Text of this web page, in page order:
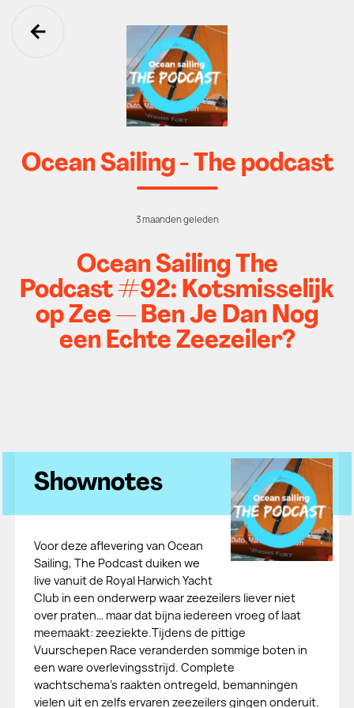
Ga terug
Ocean Sailing - The podcast
3 maanden geleden
Ocean Sailing The
Podcast #92: Kotsmisselijk
op Zee — Ben Je Dan Nog
een Echte Zeezeiler?
Shownotes
Voor deze aflevering van Ocean
Sailing, The Podcast duiken we
live vanuit de Royal Harwich Yacht
Club in een onderwerp waar zeezeilers liever niet
over praten… maar dat bijna iedereen vroeg of laat
meemaakt: zeeziekte.Tijdens de pittige
Vuurschepen Race veranderden sommige boten in
een ware overlevingsstrijd. Complete
wachtschema’s raakten ontregeld, bemanningen
vielen uit en zelfs ervaren zeezeilers gingen onderuit.